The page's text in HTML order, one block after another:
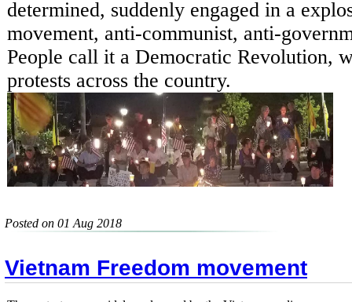
determined, suddenly engaged in a
movement, anti-communist, anti-
People call it a Democratic Revolution,
protests across the country.
Posted on 01 Aug 2018
Vietnam Freedom movement